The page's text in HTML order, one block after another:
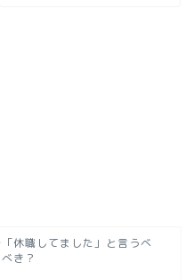
休職してました」と言うべ
き？